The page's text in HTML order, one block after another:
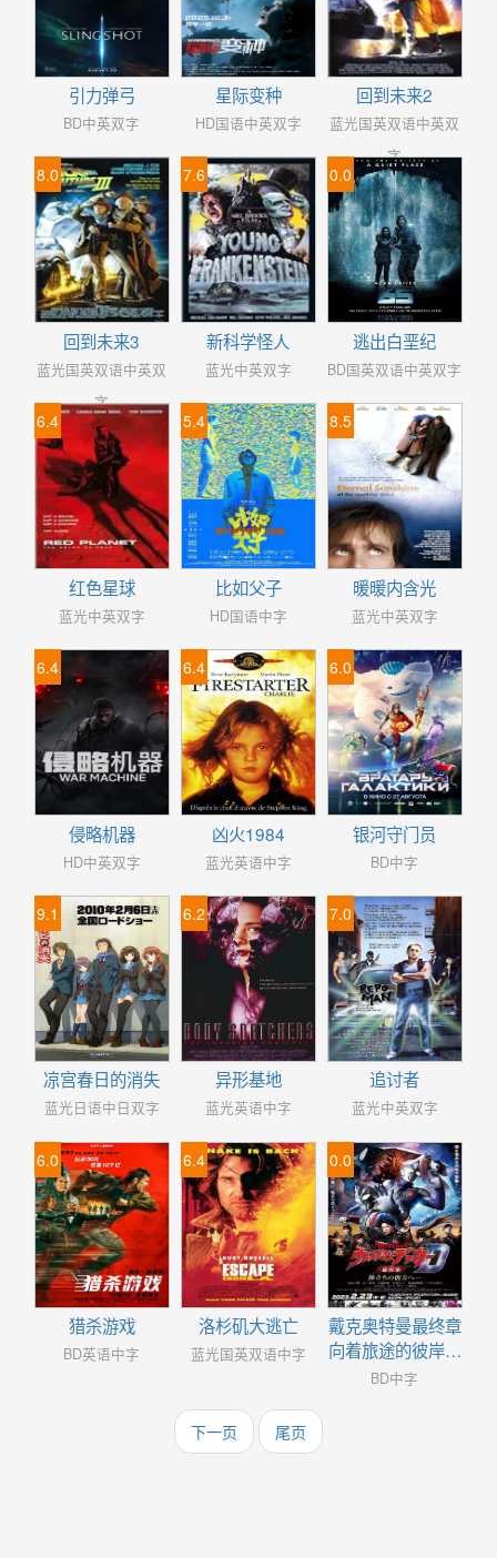
引力弹弓
BD中英双字
星际变种
HD国语中英双字
回到未来2
蓝光国英双语中英双
字
8.0
回到未来3
蓝光国英双语中英双
字
7.6
新科学怪人
蓝光中英双字
0.0
逃出白垩纪
BD国英双语中英双字
6.4
红色星球
蓝光中英双字
5.4
比如父子
HD国语中字
8.5
暖暖内含光
蓝光中英双字
6.4
侵略机器
HD中英双字
6.4
凶火1984
蓝光英语中字
6.0
银河守门员
BD中字
9.1
凉宫春日的消失
蓝光日语中日双字
6.2
异形基地
蓝光英语中字
7.0
追讨者
蓝光中英双字
6.0
猎杀游戏
BD英语中字
6.4
洛杉矶大逃亡
蓝光国英双语中字
0.0
戴克奥特曼最终章
向着旅途的彼岸…
BD中字
下一页 尾页